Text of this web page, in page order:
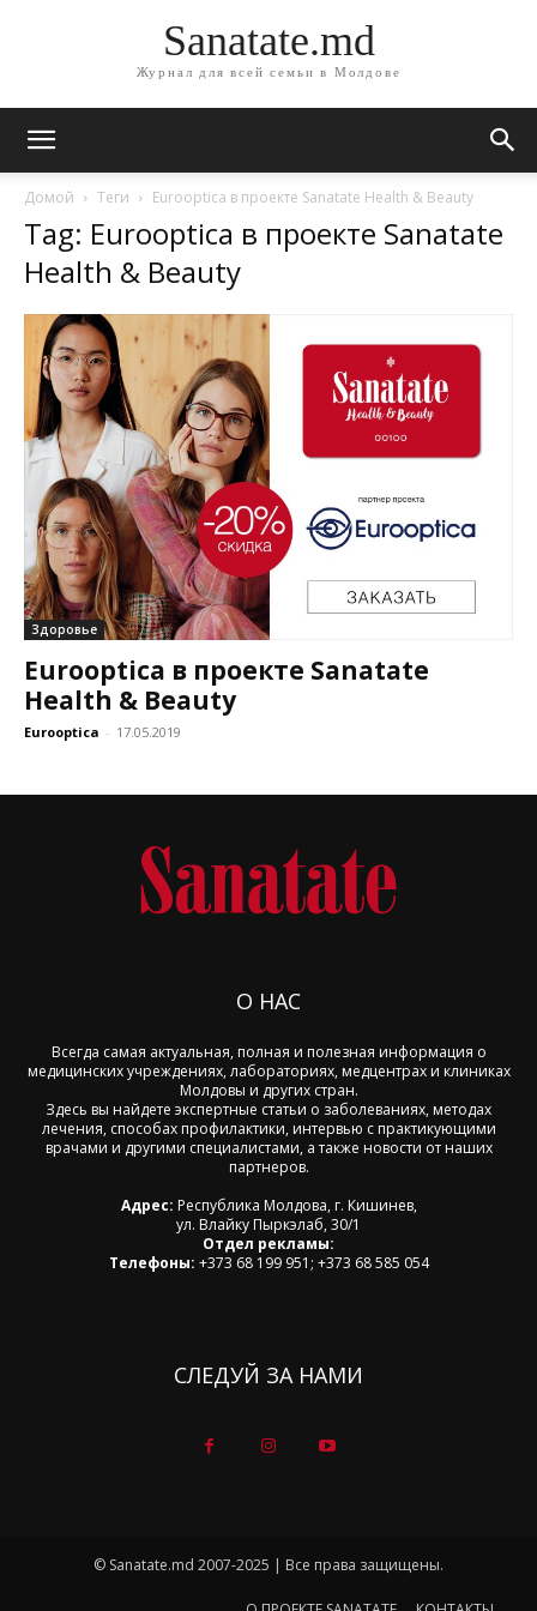
Sanatate.md
Журнал для всей семьи в Молдове
Домой Теги Eurooptica в проекте Sanatate Health & Beauty
Tag: Eurooptica в проекте Sanatate
Health & Beauty
Здоровье
Eurooptica в проекте Sanatate
Health & Beauty
Eurooptica - 17.05.2019
О НАС
Всегда самая актуальная, полная и полезная информация о
медицинских учреждениях, лабораториях, медцентрах и клиниках
Молдовы и других стран.
Здесь вы найдете экспертные статьи о заболеваниях, методах
лечения, способах профилактики, интервью с практикующими
врачами и другими специалистами, а также новости от наших
партнеров.
Адрес: Республика Молдова, г. Кишинев,
ул. Влайку Пыркэлаб, 30/1
Отдел рекламы:
Телефоны: +373 68 199 951; +373 68 585 054
СЛЕДУЙ ЗА НАМИ
© Sanatate.md 2007-2025 | Все права защищены.